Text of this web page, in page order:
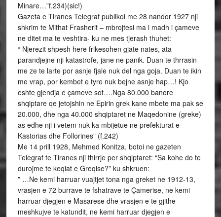
Minare…”f.234)(sic!)
Gazeta e Tiranes Telegraf publikoi me 28 nandor 1927 nji
shkrim te Mithat Frasherit – mbrojtesi ma i madh i çameve
ne ditet ma te veshtira- ku ne mes tjerash thuhet:
“ Njerezit shpesh here frikesohen gjate nates, ata
parandjejne nji katastrofe, jane ne panik. Duan te thrrasin
me ze te larte por asnje fjale nuk del nga goja. Duan te ikin
me vrap, por kembet e tyre nuk bejne asnje hap…! Kjo
eshte gjendja e çameve sot….Nga 80.000 banore
shqiptare qe jetojshin ne Epirin grek kane mbete ma pak se
20.000, dhe nga 40.000 shqiptaret ne Maqedonine (greke)
as edhe nji i vetem nuk ka mbijetue ne prefekturat e
Kastorias dhe Follorines” (f.242)
Me 14 prill 1928, Mehmed Konitza, botoi ne gazeten
Telegraf te Tiranes nji thirrje per shqiptaret: “Sa kohe do te
durojme te keqiat e Greqise?” ku shkruen:
” …Ne kemi harruar vuajtjet tona nga greket ne 1912-13,
vrasjen e 72 burrave te fshatrave te Çamerise, ne kemi
harruar djegjen e Masarese dhe vrasjen e te gjithe
meshkujve te katundit, ne kemi harruar djegjen e